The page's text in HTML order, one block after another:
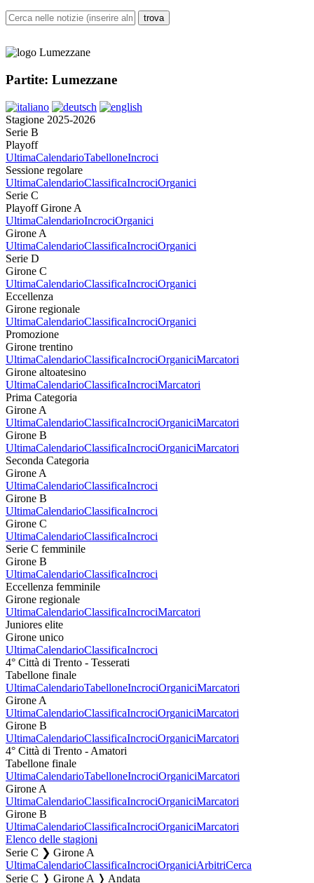
Partite: Lumezzane
Stagione 2025-2026
Serie B
Playoff
UltimaCalendarioTabelloneIncroci
Sessione regolare
UltimaCalendarioClassificaIncrociOrganici
Serie C
Playoff Girone A
UltimaCalendarioIncrociOrganici
Girone A
UltimaCalendarioClassificaIncrociOrganici
Serie D
Girone C
UltimaCalendarioClassificaIncrociOrganici
Eccellenza
Girone regionale
UltimaCalendarioClassificaIncrociOrganici
Promozione
Girone trentino
UltimaCalendarioClassificaIncrociOrganiciMarcatori
Girone altoatesino
UltimaCalendarioClassificaIncrociMarcatori
Prima Categoria
Girone A
UltimaCalendarioClassificaIncrociOrganiciMarcatori
Girone B
UltimaCalendarioClassificaIncrociOrganiciMarcatori
Seconda Categoria
Girone A
UltimaCalendarioClassificaIncroci
Girone B
UltimaCalendarioClassificaIncroci
Girone C
UltimaCalendarioClassificaIncroci
Serie C femminile
Girone B
UltimaCalendarioClassificaIncroci
Eccellenza femminile
Girone regionale
UltimaCalendarioClassificaIncrociMarcatori
Juniores elite
Girone unico
UltimaCalendarioClassificaIncroci
4° Città di Trento - Tesserati
Tabellone finale
UltimaCalendarioTabelloneIncrociOrganiciMarcatori
Girone A
UltimaCalendarioClassificaIncrociOrganiciMarcatori
Girone B
UltimaCalendarioClassificaIncrociOrganiciMarcatori
4° Città di Trento - Amatori
Tabellone finale
UltimaCalendarioTabelloneIncrociOrganiciMarcatori
Girone A
UltimaCalendarioClassificaIncrociOrganiciMarcatori
Girone B
UltimaCalendarioClassificaIncrociOrganiciMarcatori
Elenco delle stagioni
Serie C ❯ Girone A
UltimaCalendarioClassificaIncrociOrganiciArbitriCerca
Serie C ❭ Girone A ❭ Andata